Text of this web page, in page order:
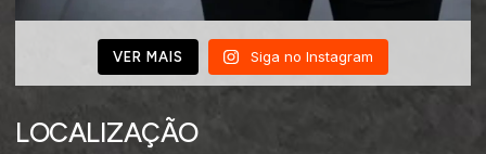
VER MAIS Siga no Instagram
LOCALIZAÇÃO